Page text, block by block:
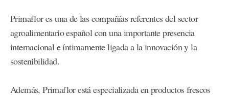
Primaflor es una de las compañías referentes del sector
agroalimentario español con una importante presencia
internacional e íntimamente ligada a la innovación y la
sostenibilidad.
Además, Primaflor está especializada en productos frescos